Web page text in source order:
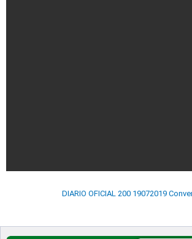
DIARIO OFICIAL 200 19072019